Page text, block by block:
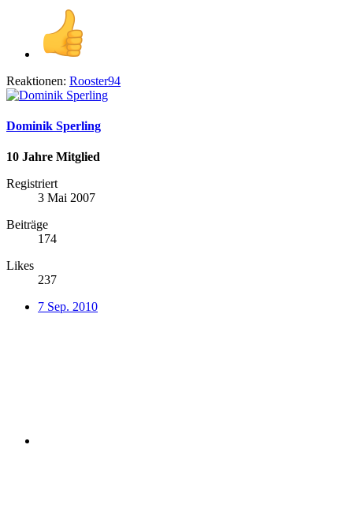
Reaktionen: Rooster94
Dominik Sperling
10 Jahre Mitglied
Registriert
3 Mai 2007
Beiträge
174
Likes
237
7 Sep. 2010